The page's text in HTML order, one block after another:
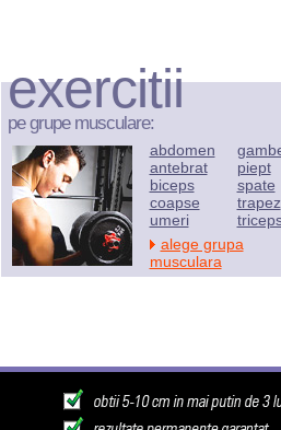
exercitii
pe grupe musculare:
abdomen
antebrat
biceps
coapse
umeri
piept
spate
trapez
alege grupa
musculara